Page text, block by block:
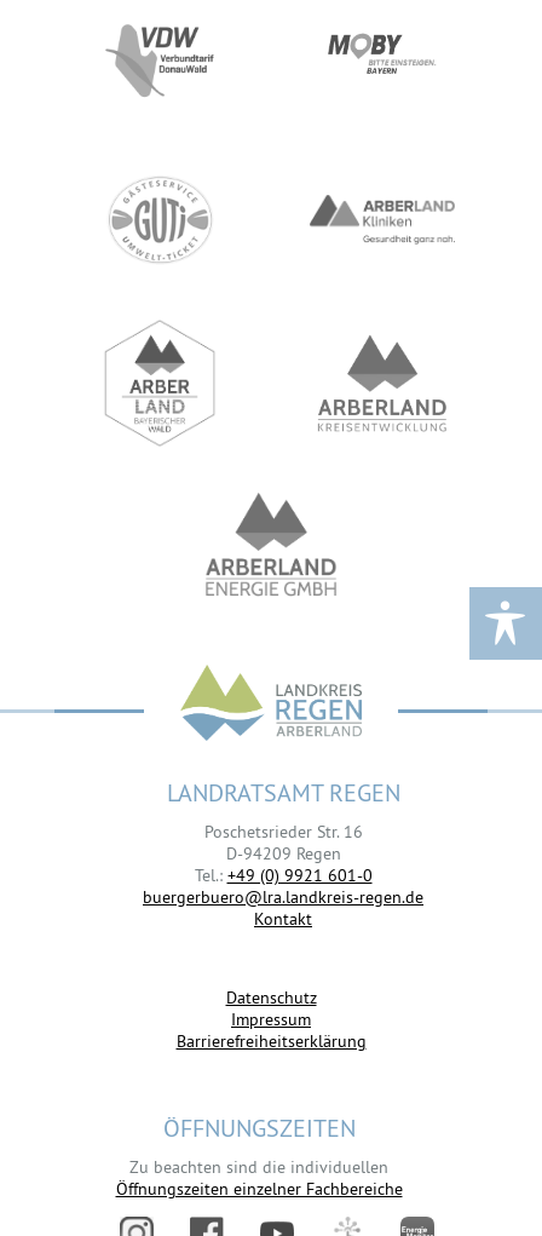
LANDRATSAMT REGEN
Poschetsrieder Str. 16
D-94209 Regen
Tel.: +49 (0) 9921 601-0
buergerbuero@lra.landkreis-regen.de
Kontakt
Datenschutz
Impressum
Barrierefreiheitserklärung
ÖFFNUNGSZEITEN
Zu beachten sind die individuellen
Öffnungszeiten einzelner Fachbereiche